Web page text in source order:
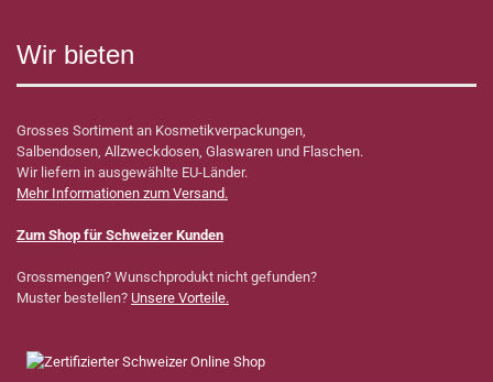
Wir bieten
Grosses Sortiment an Kosmetikverpackungen,
Salbendosen, Allzweckdosen, Glaswaren und Flaschen.
Wir liefern in ausgewählte EU-Länder.
Mehr Informationen zum Versand.
Zum Shop für Schweizer Kunden
Grossmengen? Wunschprodukt nicht gefunden?
Muster bestellen? Unsere Vorteile.